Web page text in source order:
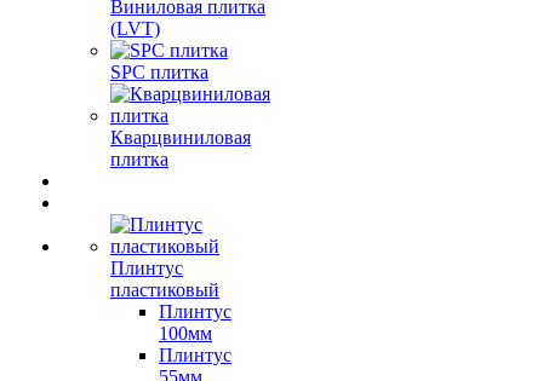
Виниловая плитка
(LVT)
SPC плитка
Кварцвиниловая
плитка
Плинтус
пластиковый
Плинтус
100мм
Плинтус
55мм